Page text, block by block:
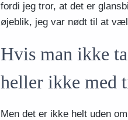
fordi jeg tror, at det er
øjeblik, jeg var nødt til at
Hvis man ikke
heller ikke med
Men det er ikke helt uden